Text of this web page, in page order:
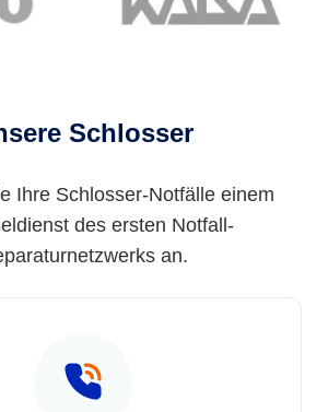
Schlosser
Ihre Schlosser-Notfälle einem
des ersten Notfall-
an.